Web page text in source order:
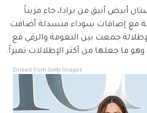
أبيض أنيق من برادا، جاء مزيناً
مع إضافات سوداء منسدلة أضافت
جمعت بين النعومة والرقي مع
ما جعلها من أكثر الإطلالات تميزاً.
Embed from Getty Images